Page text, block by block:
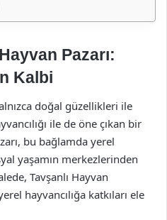
Pazarı:
Kalbi
doğal güzellikleri ile
ile de öne çıkan bir
bu bağlamda yerel
yaşamın merkezlerinden
Tavşanlı Hayvan
hayvancılığa katkıları ele